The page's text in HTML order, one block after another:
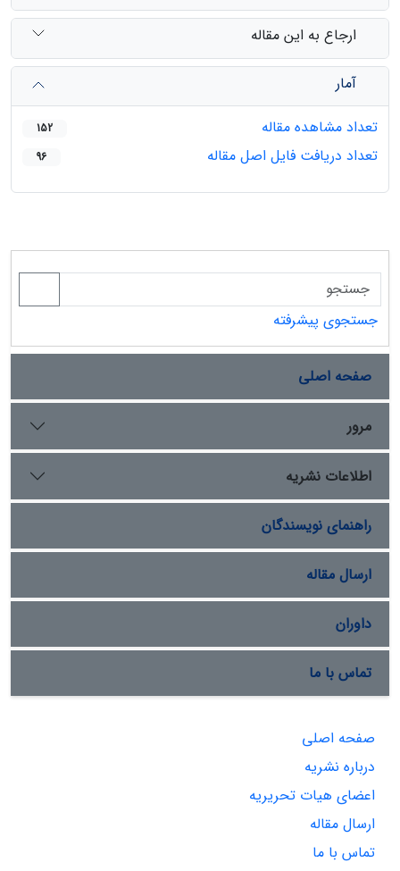
ارجاع به این مقاله
آمار
تعداد مشاهده مقاله
152
تعداد دریافت فایل اصل مقاله 96
جستجوی پیشرفته
صفحه اصلی
مرور
اطلاعات نشریه
راهنمای نویسندگان
ارسال مقاله
داوران
تماس با ما
صفحه اصلی
درباره نشریه
اعضای هیات تحریریه
ارسال مقاله
تماس با ما